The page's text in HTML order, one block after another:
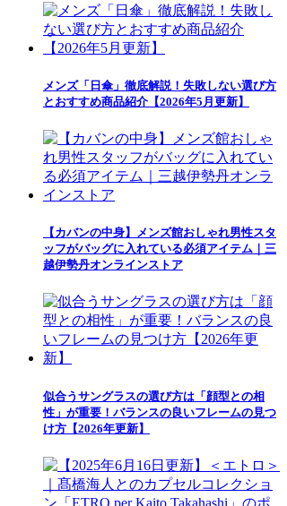
メンズ「日傘」徹底解説！失敗しない選び方
とおすすめ商品紹介【2026年5月更新】
【カバンの中身】メンズ館おしゃれ男性スタ
ッフがバッグに入れている必須アイテム｜三
越伊勢丹オンラインストア
似合うサングラスの選び方は「顔型との相
性」が重要！バランスの良いフレームの見つ
け方【2026年更新】